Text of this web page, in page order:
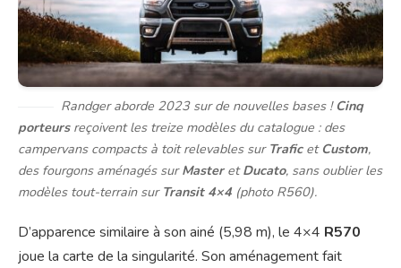
Randger aborde 2023 sur de nouvelles bases ! Cinq
porteurs reçoivent les treize modèles du catalogue : des
campervans compacts à toit relevables sur Traficet Custom,
des fourgons aménagés surMasteretDucato, sans oublier les
modèles tout-terrain sur Transit 4×4(photo R560).
D’apparence similaire à son ainé (5,98 m), le 4×4 R570
joue la carte de la singularité. Son aménagement fait